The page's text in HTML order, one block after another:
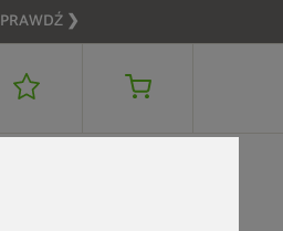
❯
DODAJ DO KOSZYKA